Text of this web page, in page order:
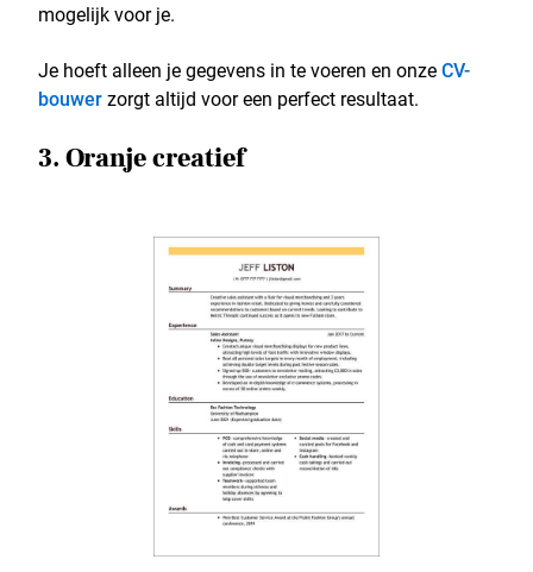
mogelijk voor je.
Je hoeft alleen je gegevens in te voeren en onzeCV-
bouwerzorgt altijd voor een perfect resultaat.
3. Oranje creatief